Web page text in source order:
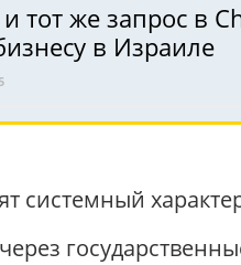
тот же запрос в
в Израиле
системный